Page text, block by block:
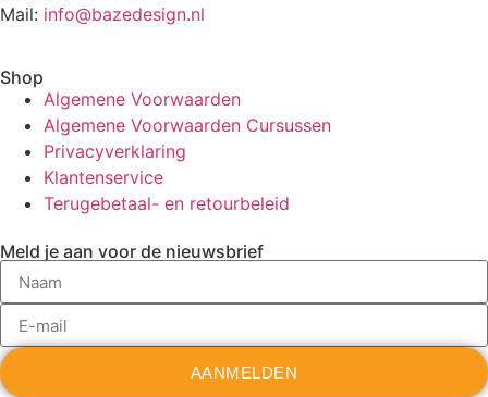
Mail: info@bazedesign.nl
Shop
Algemene Voorwaarden
Algemene Voorwaarden Cursussen
Privacyverklaring
Klantenservice
Terugebetaal- en retourbeleid
Meld je aan voor de nieuwsbrief
AANMELDEN